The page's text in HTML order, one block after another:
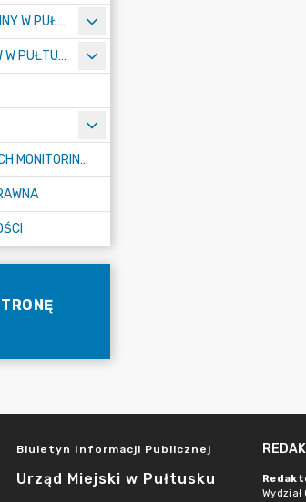
MŁODZIEŻOWA RADA GMINY W PUŁTUSKU
GMINNA RADA SENIORÓW W PUŁTUSKU
WYKAZ MIEJSC OBJĘTYCH MONITORINGIEM
Biuletyn Informacji Publicznej
Urząd Miejski w Pułtusku